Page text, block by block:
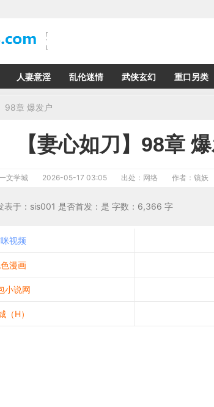
人妻意淫 乱伦迷情 武侠玄幻 重口另类
98章 爆发户
【妻心如刀】98章
文学城 2026-05-17 03:05 出处：网络 作者：镜妖
21发表于：sis001 是否首发：是 字
视频
漫画
小说网
（H）